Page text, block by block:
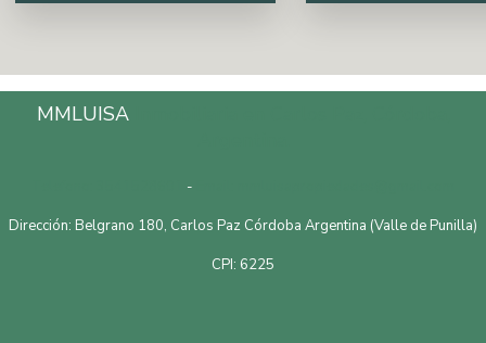
MMLUISA
-
Dirección: Belgrano 180, Carlos Paz Córdoba Argentina (Valle de Punilla)
CPI: 6225